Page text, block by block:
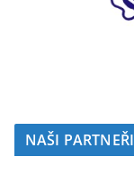
NAŠI PARTNEŘI